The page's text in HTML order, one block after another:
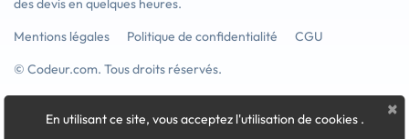
des devis en quelques heures.
Mentions légales
Politique de confidentialité
CGU
© Codeur.com. Tous droits réservés.
×
En utilisant ce site, vous acceptez l'utilisation de cookies .